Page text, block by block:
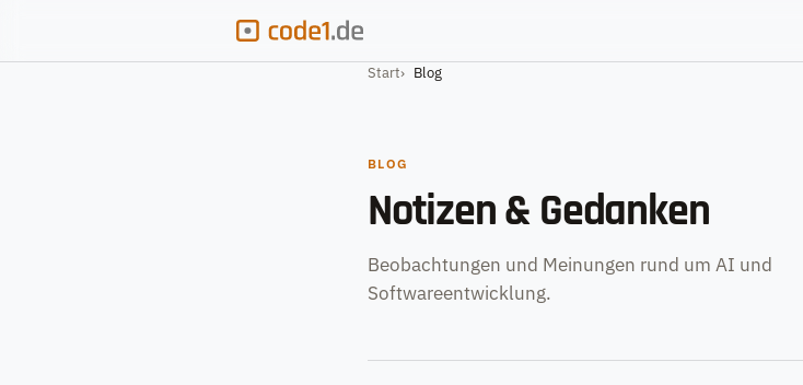
Start Blog
BLOG
Notizen & Gedanken
Beobachtungen und Meinungen rund um AI und
Softwareentwicklung.